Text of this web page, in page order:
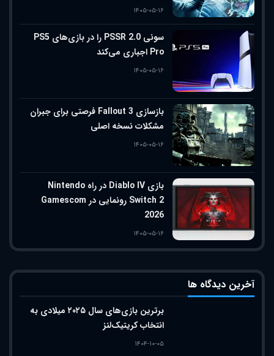
۱۴۰۵-۰۵-۱۶
سونی PSSR 2.0 را در بازی‌های PS5
Pro اجباری می‌کند
۱۴۰۵-۰۵-۱۶
بازسازی Fallout 3 فرصتی برای جبران
مشکلات نسخه اصلی
۱۴۰۵-۰۵-۱۶
بازی Diablo IV در راه Nintendo
Switch 2 رونمایی در Gamescom
2026
۱۴۰۵-۰۵-۱۶
آخرین دیدگاه ها
برترین بازی‌های سال ۲۰۲۵ میلادی به
انتخاب کریتیک‌لنز
۱۴۰۴-۱۰-۰۵